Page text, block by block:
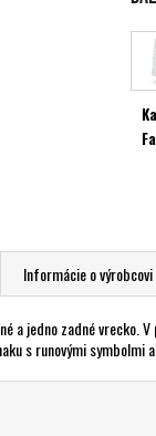
Informácie o výrobcovi
a jedno zadné
s runovými